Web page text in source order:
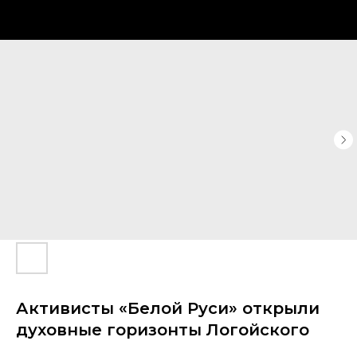
Активисты «Белой Руси» открыли
духовные горизонты Логойского